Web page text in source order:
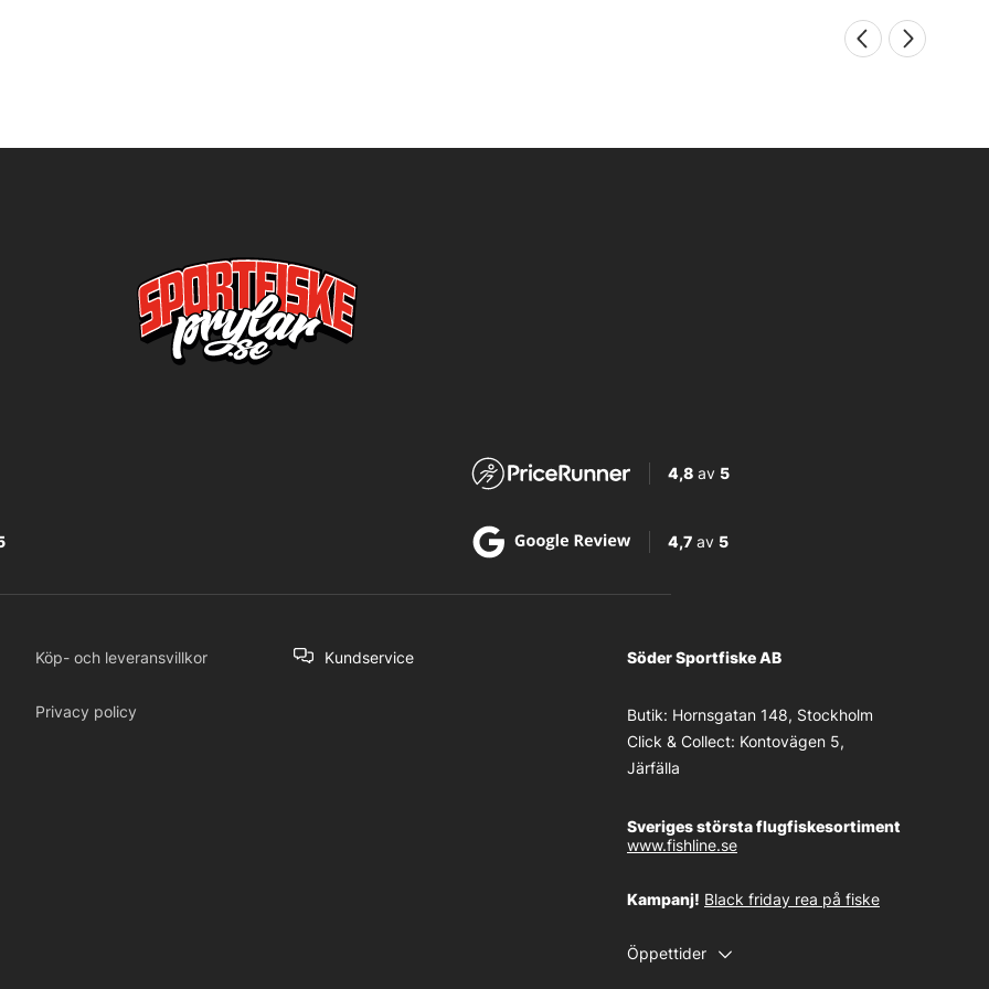
4,8av 5
4,7av 5
Köp- och leveransvillkor
Privacy policy
Kundservice Söder Sportfiske AB
Butik: Hornsgatan 148, Stockholm
Click & Collect: Kontovägen 5,
Järfälla
Sveriges största flugfiskesortiment
www.fishline.se
Kampanj! Black friday rea på fiske
Öppettider